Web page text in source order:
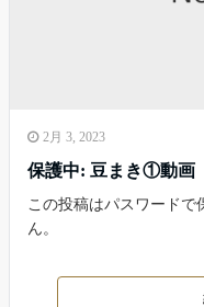
2月 3, 2023
保護中: 豆まき①動画
この投稿はパスワード
ん。